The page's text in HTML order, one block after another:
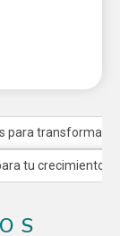
para transformar
tu crecimiento